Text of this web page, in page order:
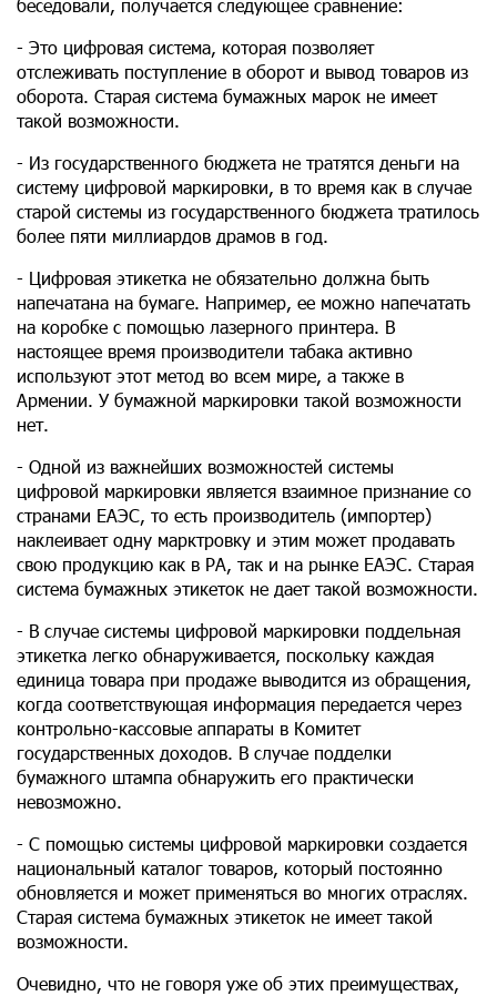
беседовали, получается следующее сравнение:
- Это цифровая система, которая позволяет
отслеживать поступление в оборот и вывод товаров из
оборота. Старая система бумажных марок не имеет
такой возможности.
- Из государственного бюджета не тратятся деньги на
систему цифровой маркировки, в то время как в случае
старой системы из государственного бюджета тратилось
более пяти миллиардов драмов в год.
- Цифровая этикетка не обязательно должна быть
напечатана на бумаге. Например, ее можно напечатать
на коробке с помощью лазерного принтера. В
настоящее время производители табака активно
используют этот метод во всем мире, а также в
Армении. У бумажной маркировки такой возможности
нет.
- Одной из важнейших возможностей системы
цифровой маркировки является взаимное признание со
странами ЕАЭС, то есть производитель (импортер)
наклеивает одну марктровку и этим может продавать
свою продукцию как в РА, так и на рынке ЕАЭС. Старая
система бумажных этикеток не дает такой возможности.
- В случае системы цифровой маркировки поддельная
этикетка легко обнаруживается, поскольку каждая
единица товара при продаже выводится из обращения,
когда соответствующая информация передается через
контрольно-кассовые аппараты в Комитет
государственных доходов. В случае подделки
бумажного штампа обнаружить его практически
невозможно.
- С помощью системы цифровой маркировки создается
национальный каталог товаров, который постоянно
обновляется и может применяться во многих отраслях.
Старая система бумажных этикеток не имеет такой
возможности.
Очевидно, что не говоря уже об этих преимуществах,